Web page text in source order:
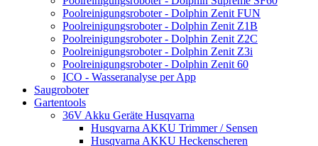
Poolreinigungsroboter - Dolphin Zenit FUN
Poolreinigungsroboter - Dolphin Zenit Z1B
Poolreinigungsroboter - Dolphin Zenit Z2C
Poolreinigungsroboter - Dolphin Zenit Z3i
Poolreinigungsroboter - Dolphin Zenit 60
ICO - Wasseranalyse per App
Saugroboter
Gartentools
36V Akku Geräte Husqvarna
Husqvarna AKKU Trimmer / Sensen
Husqvarna AKKU Heckenscheren